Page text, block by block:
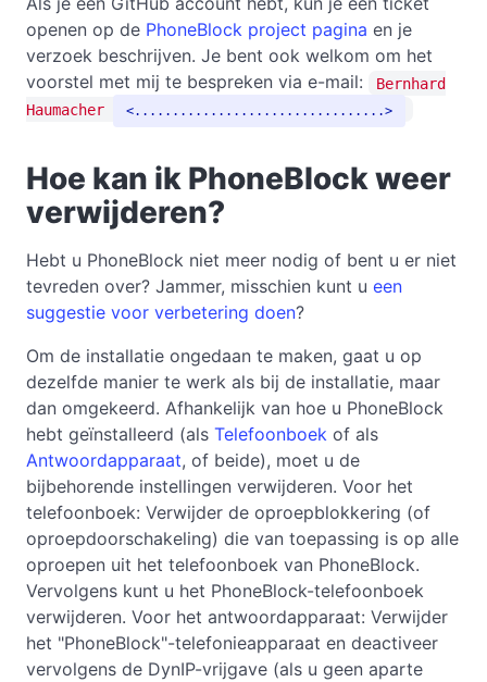
openen op de PhoneBlock project pagina en je
verzoek beschrijven. Je bent ook welkom om het
voorstel met mij te bespreken via e-mail:
Bernhard
Haumacher
.................................
Hoe kan ik PhoneBlock weer
verwijderen?
Hebt u PhoneBlock niet meer nodig of bent u er niet
tevreden over? Jammer, misschien kunt u een
suggestie voor verbetering doen?
Om de installatie ongedaan te maken, gaat u op
dezelfde manier te werk als bij de installatie, maar
dan omgekeerd. Afhankelijk van hoe u PhoneBlock
hebt geïnstalleerd (als Telefoonboek of als
Antwoordapparaat, of beide), moet u de
bijbehorende instellingen verwijderen. Voor het
telefoonboek: Verwijder de oproepblokkering (of
oproepdoorschakeling) die van toepassing is op alle
oproepen uit het telefoonboek van PhoneBlock.
Vervolgens kunt u het PhoneBlock-telefoonboek
verwijderen. Voor het antwoordapparaat: Verwijder
het "PhoneBlock"-telefonieapparaat en deactiveer
vervolgens de DynIP-vrijgave (als u geen aparte